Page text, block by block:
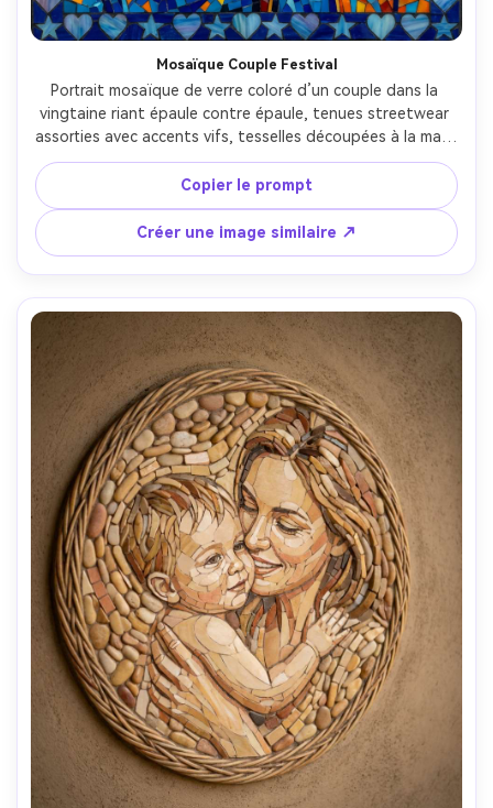
Mosaïque Couple Festival
Portrait mosaïque de verre coloré d’un couple dans la
vingtaine riant épaule contre épaule, tenues streetwear
assorties avec accents vifs, tesselles découpées à la main
captant la lumière façon confettis, arrière-plan dégradé
vibrant avec grappes de carreaux subtils façon bokeh,
motif bordure cœur et étoile, énergie spontanée joyeuse,
reflets de carreaux détaillés, composition verticale
partageable, objectif 85mm, faible profondeur de champ
--ar 4:5
Copier le prompt
Créer une image similaire ↗